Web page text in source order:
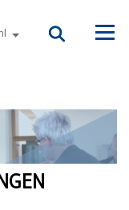
nl andere talen